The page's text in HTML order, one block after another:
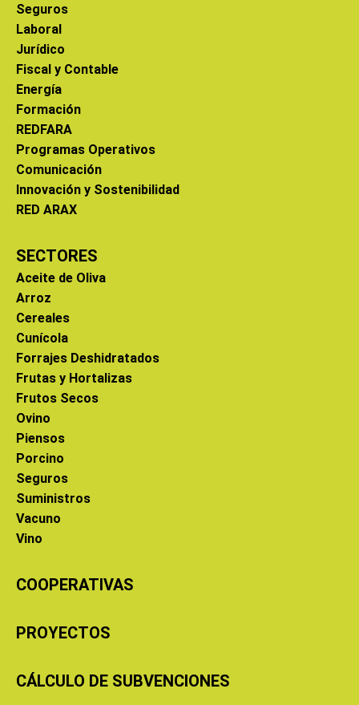
Seguros
Laboral
Jurídico
Fiscal y Contable
Energía
Formación
REDFARA
Programas Operativos
Comunicación
Innovación y Sostenibilidad
RED ARAX
SECTORES
Aceite de Oliva
Arroz
Cereales
Cunícola
Forrajes Deshidratados
Frutas y Hortalizas
Frutos Secos
Ovino
Piensos
Porcino
Seguros
Suministros
Vacuno
Vino
COOPERATIVAS
PROYECTOS
CÁLCULO DE SUBVENCIONES